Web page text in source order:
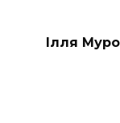
Ілля